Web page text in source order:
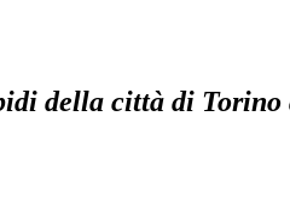
della città di